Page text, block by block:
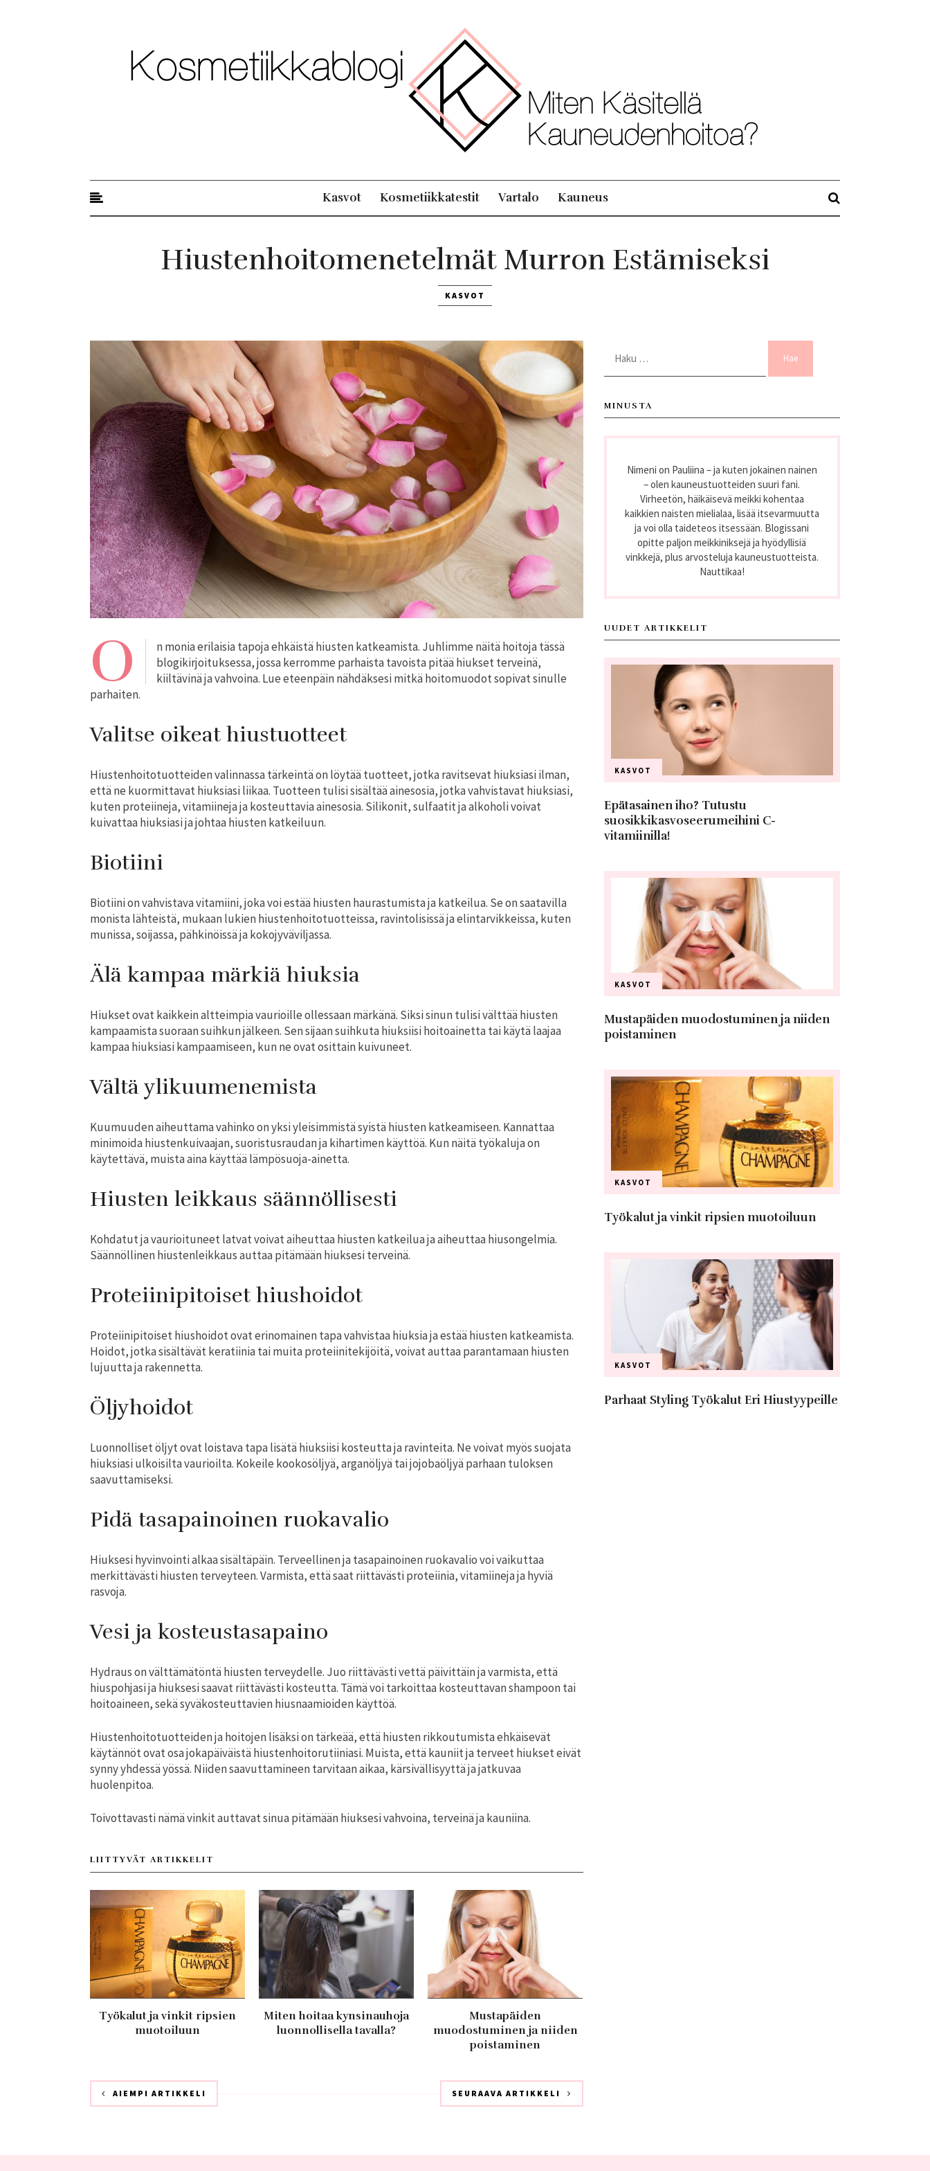
Kasvot Kosmetiikkatestit Vartalo Kauneus
Hiustenhoitomenetelmät Murron Estämiseksi
KASVOT
O
n monia erilaisia tapoja ehkäistä hiusten katkeamista. Juhlimme näitä hoitoja tässä
blogikirjoituksessa, jossa kerromme parhaista tavoista pitää hiukset terveinä,
kiiltävinä ja vahvoina. Lue eteenpäin nähdäksesi mitkä hoitomuodot sopivat sinulle
parhaiten.
Valitse oikeat hiustuotteet
Hiustenhoitotuotteiden valinnassa tärkeintä on löytää tuotteet, jotka ravitsevat hiuksiasi ilman,
että ne kuormittavat hiuksiasi liikaa. Tuotteen tulisi sisältää ainesosia, jotka vahvistavat hiuksiasi,
kuten proteiineja, vitamiineja ja kosteuttavia ainesosia. Silikonit, sulfaatit ja alkoholi voivat
kuivattaa hiuksiasi ja johtaa hiusten katkeiluun.
Biotiini
Biotiini on vahvistava vitamiini, joka voi estää hiusten haurastumista ja katkeilua. Se on saatavilla
monista lähteistä, mukaan lukien hiustenhoitotuotteissa, ravintolisissä ja elintarvikkeissa, kuten
munissa, soijassa, pähkinöissä ja kokojyväviljassa.
Älä kampaa märkiä hiuksia
Hiukset ovat kaikkein altteimpia vaurioille ollessaan märkänä. Siksi sinun tulisi välttää hiusten
kampaamista suoraan suihkun jälkeen. Sen sijaan suihkuta hiuksiisi hoitoainetta tai käytä laajaa
kampaa hiuksiasi kampaamiseen, kun ne ovat osittain kuivuneet.
Vältä ylikuumenemista
Kuumuuden aiheuttama vahinko on yksi yleisimmistä syistä hiusten katkeamiseen. Kannattaa
minimoida hiustenkuivaajan, suoristusraudan ja kihartimen käyttöä. Kun näitä työkaluja on
käytettävä, muista aina käyttää lämpösuoja-ainetta.
Hiusten leikkaus säännöllisesti
Kohdatut ja vaurioituneet latvat voivat aiheuttaa hiusten katkeilua ja aiheuttaa hiusongelmia.
Säännöllinen hiustenleikkaus auttaa pitämään hiuksesi terveinä.
Proteiinipitoiset hiushoidot
Proteiinipitoiset hiushoidot ovat erinomainen tapa vahvistaa hiuksia ja estää hiusten katkeamista.
Hoidot, jotka sisältävät keratiinia tai muita proteiinitekijöitä, voivat auttaa parantamaan hiusten
lujuutta ja rakennetta.
Öljyhoidot
Luonnolliset öljyt ovat loistava tapa lisätä hiuksiisi kosteutta ja ravinteita. Ne voivat myös suojata
hiuksiasi ulkoisilta vaurioilta. Kokeile kookosöljyä, arganöljyä tai jojobaöljyä parhaan tuloksen
saavuttamiseksi.
Pidä tasapainoinen ruokavalio
Hiuksesi hyvinvointi alkaa sisältäpäin. Terveellinen ja tasapainoinen ruokavalio voi vaikuttaa
merkittävästi hiusten terveyteen. Varmista, että saat riittävästi proteiinia, vitamiineja ja hyviä
rasvoja.
Vesi ja kosteustasapaino
Hydraus on välttämätöntä hiusten terveydelle. Juo riittävästi vettä päivittäin ja varmista, että
hiuspohjasi ja hiuksesi saavat riittävästi kosteutta. Tämä voi tarkoittaa kosteuttavan shampoon tai
hoitoaineen, sekä syväkosteuttavien hiusnaamioiden käyttöä.
Hiustenhoitotuotteiden ja hoitojen lisäksi on tärkeää, että hiusten rikkoutumista ehkäisevät
käytännöt ovat osa jokapäiväistä hiustenhoitorutiiniasi. Muista, että kauniit ja terveet hiukset eivät
synny yhdessä yössä. Niiden saavuttamineen tarvitaan aikaa, kärsivällisyyttä ja jatkuvaa
huolenpitoa.
Toivottavasti nämä vinkit auttavat sinua pitämään hiuksesi vahvoina, terveinä ja kauniina.
LIITTYVÄT ARTIKKELIT
Työkalut ja vinkit ripsien
muotoiluun
Miten hoitaa kynsinauhoja
luonnollisella tavalla?
Mustapäiden
muodostuminen ja niiden
poistaminen
AIEMPI ARTIKKELI SEURAAVA ARTIKKELI
MINUSTA
Nimeni on Pauliina – ja kuten jokainen nainen
– olen kauneustuotteiden suuri fani.
Virheetön, häikäisevä meikki kohentaa
kaikkien naisten mielialaa, lisää itsevarmuutta
ja voi olla taideteos itsessään. Blogissani
opitte paljon meikkiniksejä ja hyödyllisiä
vinkkejä, plus arvosteluja kauneustuotteista.
Nauttikaa!
UUDET ARTIKKELIT
KASVOT
Epätasainen iho? Tutustu
suosikkikasvoseerumeihini C-
vitamiinilla!
KASVOT
Mustapäiden muodostuminen ja niiden
poistaminen
KASVOT
Työkalut ja vinkit ripsien muotoiluun
KASVOT
Parhaat Styling Työkalut Eri Hiustyypeille